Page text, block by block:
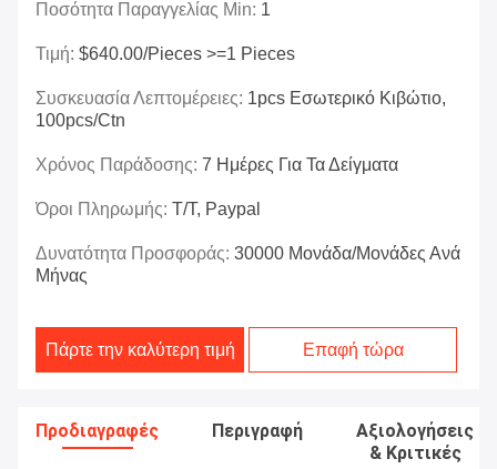
Ποσότητα Παραγγελίας Min: 1
Τιμή: $640.00/Pieces >=1 Pieces
Συσκευασία Λεπτομέρειες: 1pcs Εσωτερικό Κιβώτιο,
100pcs/ctn
Χρόνος Παράδοσης: 7 Ημέρες Για Τα Δείγματα
Όροι Πληρωμής: T/T, Paypal
Δυνατότητα Προσφοράς: 30000 Μονάδα/μονάδες Ανά
Μήνας
Πάρτε την καλύτερη τιμή Επαφή τώρα
Προδιαγραφές Περιγραφή
Αξιολογήσεις
& Κριτικές